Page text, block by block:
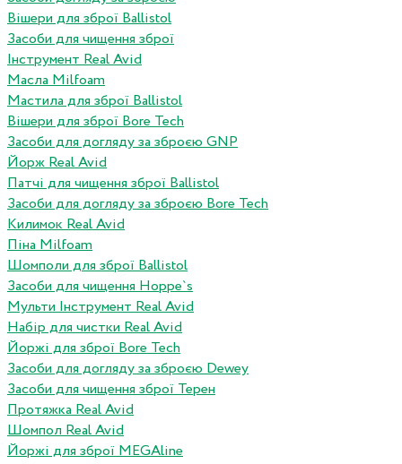
Вішери для зброї Ballistol
Засоби для чищення зброї
Інструмент Real Avid
Масла Milfoam
Мастила для зброї Ballistol
Вішери для зброї Bore Tech
Засоби для догляду за зброєю GNP
Йорж Real Avid
Патчі для чищення зброї Ballistol
Засоби для догляду за зброєю Bore Tech
Килимок Real Avid
Піна Milfoam
Шомполи для зброї Ballistol
Засоби для чищення Hoppe`s
Мульти Інструмент Real Avid
Набір для чистки Real Avid
Йоржі для зброї Bore Tech
Засоби для догляду за зброєю Dewey
Засоби для чищення зброї Терен
Протяжка Real Avid
Шомпол Real Avid
Йоржі для зброї MEGAline